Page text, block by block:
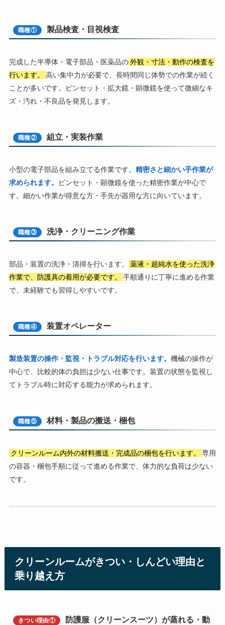
職種① 製品検査・目視検査
完成した半導体・電子部品・医薬品の外観・寸法・動作の検査を
行います。
高い集中力が必要で、長時間同じ体勢での作業が続く
ことが多いです。ピンセット・拡大鏡・顕微鏡を使って微細なキ
ズ・汚れ・不良品を発見します。
職種② 組立・実装作業
小型の電子部品を組み立てる作業です。 精密さと細かい手作業が
求められます。
ピンセット・顕微鏡を使った精密作業が中心で
す。細かい作業が得意な方・手先が器用な方に向いています。
職種③ 洗浄・クリーニング作業
部品・装置の洗浄・清掃を行います。
薬液・超純水を使った洗浄
作業で、防護具の着用が必要です。
手順通りに丁寧に進める作業
で、未経験でも習得しやすいです。
職種④ 装置オペレーター
製造装置の操作・監視・トラブル対応を行います。 機械の操作が
中心で、比較的体の負担は少ない仕事です。装置の状態を監視し
てトラブル時に対応する能力が求められます。
職種⑤ 材料・製品の搬送・梱包
クリーンルーム内外の材料搬送・完成品の梱包を行います。
専用
の容器・梱包手順に従って進める作業で、体力的な負荷は少ない
です。
クリーンルームがきつい・しんどい理由と
乗り越え方
きつい理由①
防護服（クリーンスーツ）が蒸れる・動